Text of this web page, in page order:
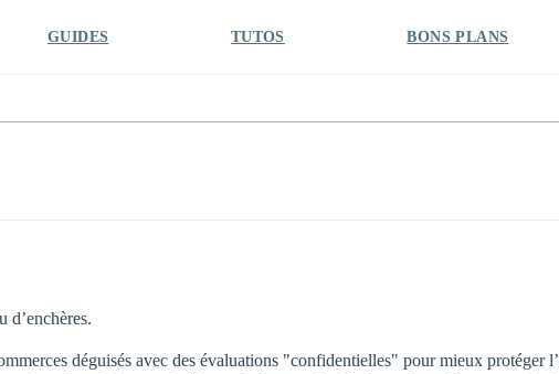
GUIDES TUTOS BONS PLANS
d’enchères.
déguisés avec des évaluations "confidentielles" pour mieux protéger